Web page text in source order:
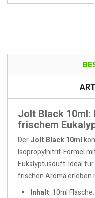
Jolt Black 10ml:
frischem
DerJolt Black 10ml
Isopropylnitrit-Formel
Eukalyptusduft. Ideal
frischen Aroma erleben
Inhalt: 10ml Flasche.